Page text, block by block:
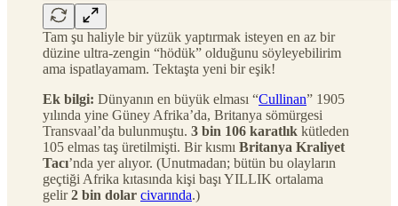
Tam şu haliyle bir yüzük yaptırmak isteyen en az bir
düzine ultra-zengin “hödük” olduğunu söyleyebilirim
ama ispatlayamam. Tektaşta yeni bir eşik!
Ek bilgi: Dünyanın en büyük elması “Cullinan” 1905
yılında yine Güney Afrika’da, Britanya sömürgesi
Transvaal’da bulunmuştu. 3 bin 106 karatlık kütleden
105 elmas taş üretilmişti. Bir kısmı Britanya Kraliyet
Tacı’nda yer alıyor. (Unutmadan; bütün bu olayların
geçtiği Afrika kıtasında kişi başı YILLIK ortalama
gelir2 bin dolar civarında.)